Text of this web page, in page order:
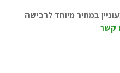
במחיר מיוחד לרכישה
קשר